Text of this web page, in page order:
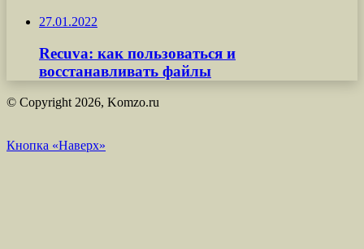
27.01.2022
Recuva: как пользоваться и
восстанавливать файлы
© Copyright 2026, Komzo.ru
Кнопка «Наверх»